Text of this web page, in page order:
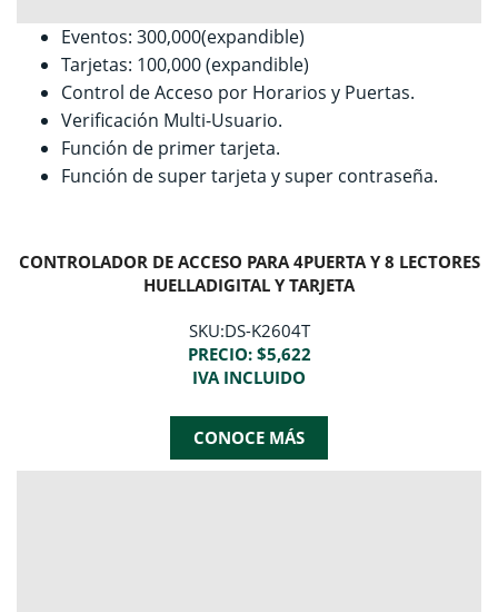
Eventos: 300,000(expandible)
Tarjetas: 100,000 (expandible)
Control de Acceso por Horarios y Puertas.
Verificación Multi-Usuario.
Función de primer tarjeta.
Función de super tarjeta y super contraseña.
CONTROLADOR DE ACCESO PARA 4PUERTA Y 8 LECTORES
HUELLADIGITAL Y TARJETA
SKU:DS-K2604T
PRECIO: $5,622
IVA INCLUIDO
CONOCE MÁS